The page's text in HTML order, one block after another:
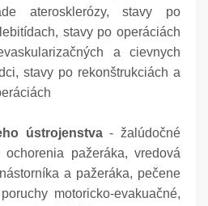
aterosklerózy, stavy po
stavy po operáciách
a cievnych
stavy po rekonštrukciách a
ústrojenstva- žalúdočné
pažeráka, vredová
a pažeráka, pečene
motoricko-evakuačné,